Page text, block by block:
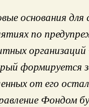
основания для
по
формируется
от его
Фондом